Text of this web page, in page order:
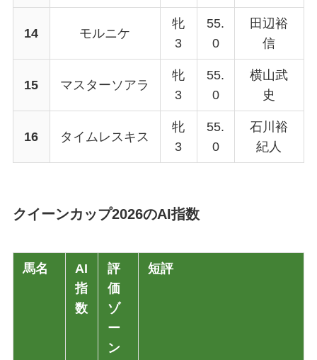
14 モルニケ
牝
3
55.
0
田辺裕
信
15 マスターソアラ
牝
3
55.
0
横山武
史
16 タイムレスキス
牝
3
55.
0
石川裕
紀人
クイーンカップ2026のAI指数
馬名
AI
指
数
評
価
ゾ
ー
ン
短評